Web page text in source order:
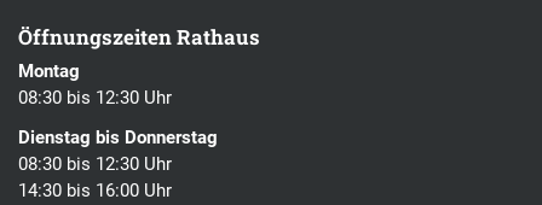
Öffnungszeiten Rathaus
Montag
08:30 bis 12:30 Uhr
Dienstag bis Donnerstag
08:30 bis 12:30 Uhr
14:30 bis 16:00 Uhr